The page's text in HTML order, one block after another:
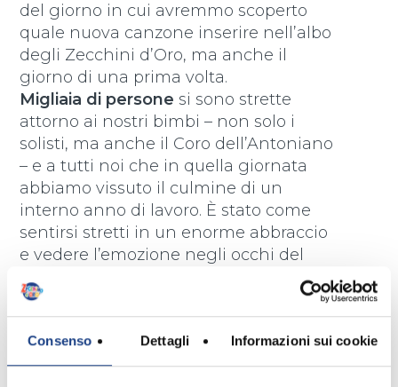
Consenso Dettagli Informazioni sui cookie
del giorno in cui avremmo scoperto
quale nuova canzone inserire nell’albo
degli Zecchini d’Oro, ma anche il
giorno di una prima volta.
Migliaia di persone si sono strette
attorno ai nostri bimbi – non solo i
solisti, ma anche il Coro dell’Antoniano
– e a tutti noi che in quella giornata
abbiamo vissuto il culmine di un
interno anno di lavoro. È stato come
sentirsi stretti in un enorme abbraccio
e vedere l’emozione negli occhi del
pubblico e dei bimbi presenti, sentire
cantare l’arena ci ha “commosso il
cuore”, come avrebbe detto un
vecchio amico dell’Antoniano.